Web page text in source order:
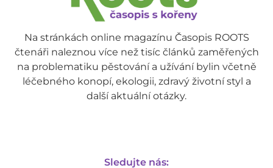
Na stránkách online magazínu Časopis ROOTS
čtenáři naleznou více než tisíc článků zaměřených
na problematiku pěstování a užívání bylin včetně
léčebného konopí, ekologii, zdravý životní styl a
další aktuální otázky.
Sledujte nás: